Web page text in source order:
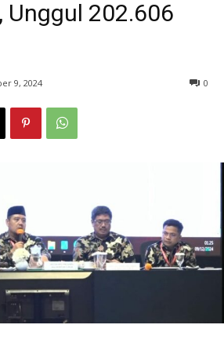
Unggul 202.606
9, 2024 0